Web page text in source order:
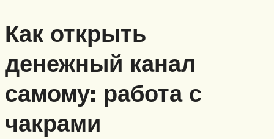
Как открыть
денежный канал
самому: работа с
чакрами